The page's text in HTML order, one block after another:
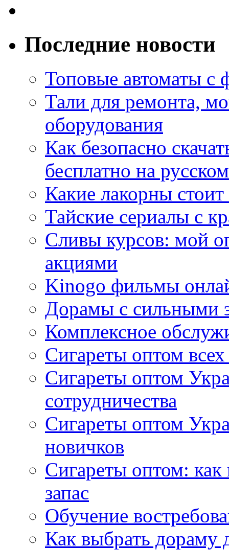
Последние новости
Топовые автоматы с
Тали для ремонта,
оборудования
Как безопасно
бесплатно на
Какие лакорны
Тайские сериалы с
Сливы курсов: мой
акциями
Kinogo фильмы
Дорамы с сильными
Комплексное
Сигареты оптом
Сигареты оптом
сотрудничества
Сигареты оптом
новичков
Сигареты оптом:
запас
Обучение
Как выбрать дораму